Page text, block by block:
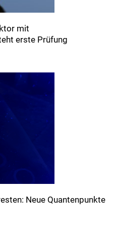
mit
erste Prüfung
Neue Quantenpunkte